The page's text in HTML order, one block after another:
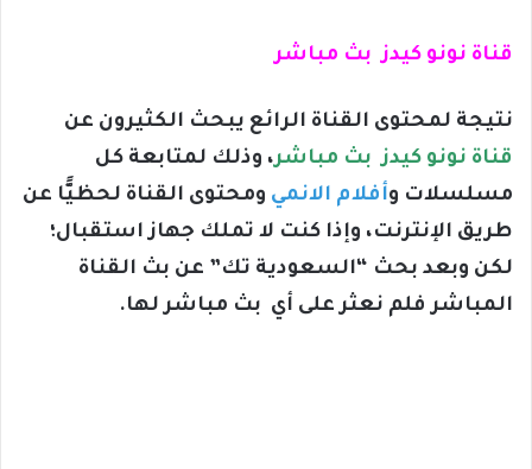
قناة نونو كيدز بث مباشر
نتيجة لمحتوى القناة الرائع يبحث الكثيرون عن
قناة نونو كيدز بث مباشر، وذلك لمتابعة كل
مسلسلات وأفلام الانمي ومحتوى القناة لحظيًَّا عن
طريق الإنترنت، وإذا كنت لا تملك جهاز استقبال؛
لكن وبعد بحث “السعودية تك” عن بث القناة
المباشر فلم نعثر على أي بث مباشر لها.